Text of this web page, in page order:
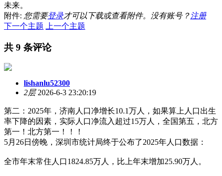
未来。
附件: 您需要登录才可以下载或查看附件。没有账号？ 注册
下一个主题
上一个主题
共 9 条评论
lishanlu52300
2层2026-6-3 23:20:19
第二：2025年，济南人口净增长10.1万人，如果算上人口出生
率下降的因素，实际人口净流入超过15万人，全国第五，北方
第一！北方第一！！！
5月26日傍晚，深圳市统计局终于公布了2025年人口数据：
全市年末常住人口1824.85万人，比上年末增加25.90万人。